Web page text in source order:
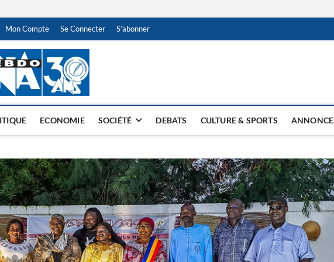
Mon Compte Se Connecter S’abonner
NDJAMENA HEBDO
ECONOMIE SOCIÉTÉ DEBATS CULTURE & SPORTS